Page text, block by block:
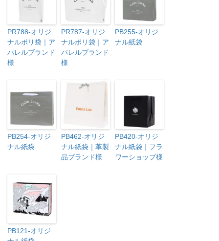
PR788-オリジ
ナルポリ袋｜ア
パレルブランド
様
PR787-オリジ
ナルポリ袋｜ア
パレルブランド
様
PB255-オリジ
ナル紙袋
PB254-オリジ
ナル紙袋
PB462-オリジ
ナル紙袋｜革製
品ブランド様
PB420-オリジ
ナル紙袋｜フラ
ワーショップ様
PB121-オリジ